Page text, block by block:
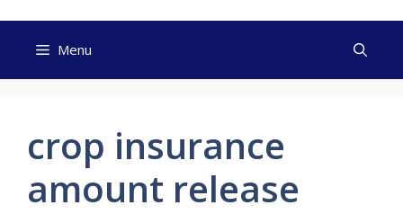
Menu
crop insurance
amount release